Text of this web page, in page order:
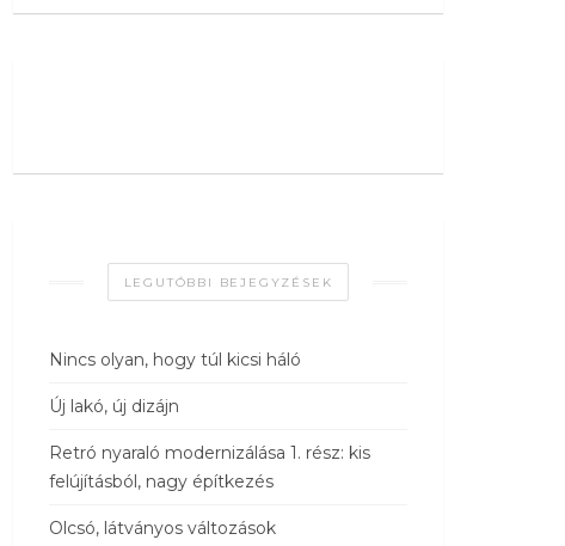
LEGUTÓBBI BEJEGYZÉSEK
Nincs olyan, hogy túl kicsi háló
Új lakó, új dizájn
Retró nyaraló modernizálása 1. rész: kis
felújításból, nagy építkezés
Olcsó, látványos változások